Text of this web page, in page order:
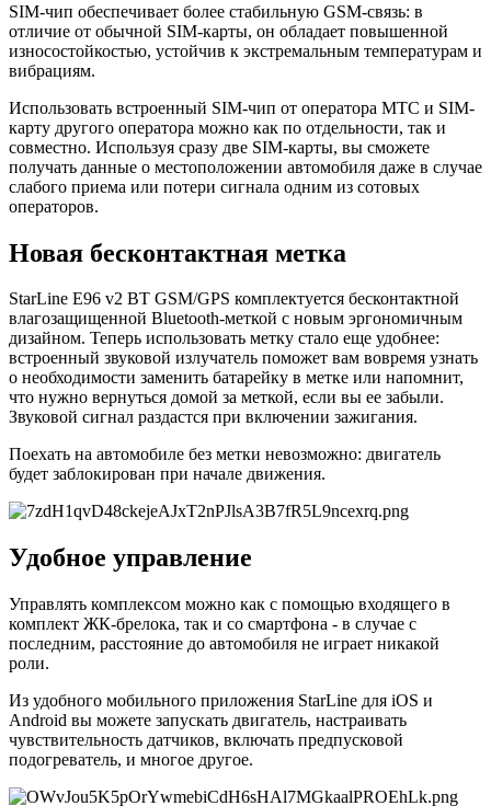
SIM-чип обеспечивает более стабильную GSM-связь: в
отличие от обычной SIM-карты, он обладает повышенной
износостойкостью, устойчив к экстремальным температурам и
вибрациям.
Использовать встроенный SIM-чип от оператора МТС и SIM-
карту другого оператора можно как по отдельности, так и
совместно. Используя сразу две SIM-карты, вы сможете
получать данные о местоположении автомобиля даже в случае
слабого приема или потери сигнала одним из сотовых
операторов.
Новая бесконтактная метка
StarLine E96 v2 BT GSM/GPS комплектуется бесконтактной
влагозащищенной Bluetooth-меткой с новым эргономичным
дизайном. Теперь использовать метку стало еще удобнее:
встроенный звуковой излучатель поможет вам вовремя узнать
о необходимости заменить батарейку в метке или напомнит,
что нужно вернуться домой за меткой, если вы ее забыли.
Звуковой сигнал раздастся при включении зажигания.
Поехать на автомобиле без метки невозможно: двигатель
будет заблокирован при начале движения.
Удобное управление
Управлять комплексом можно как с помощью входящего в
комплект ЖК-брелока, так и со смартфона - в случае с
последним, расстояние до автомобиля не играет никакой
роли.
Из удобного мобильного приложения StarLine для iOS и
Android вы можете запускать двигатель, настраивать
чувствительность датчиков, включать предпусковой
подогреватель, и многое другое.